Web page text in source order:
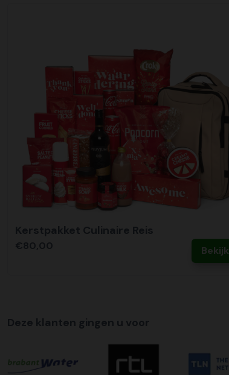
Kerstpakket Culinaire Reis
€80,00 Bekijk
Deze klanten gingen u voor